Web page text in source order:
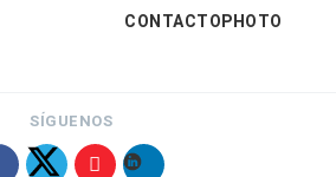
CONTACTOPHOTO
SÍGUENOS